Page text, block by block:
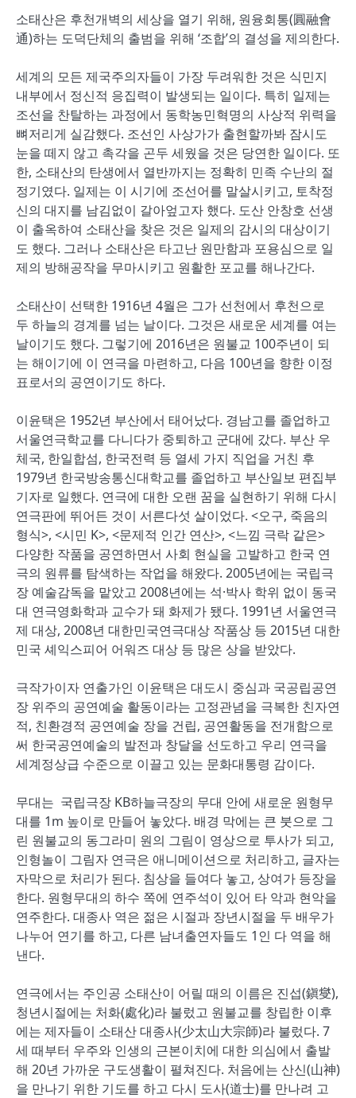
소태산은 후천개벽의 세상을 열기 위해, 원융회통(圓融會
通)하는 도덕단체의 출범을 위해 ‘조합’의 결성을 제의한다.
세계의 모든 제국주의자들이 가장 두려워한 것은 식민지
내부에서 정신적 응집력이 발생되는 일이다. 특히 일제는
조선을 찬탈하는 과정에서 동학농민혁명의 사상적 위력을
뼈저리게 실감했다. 조선인 사상가가 출현할까봐 잠시도
눈을 떼지 않고 촉각을 곤두 세웠을 것은 당연한 일이다. 또
한, 소태산의 탄생에서 열반까지는 정확히 민족 수난의 절
정기였다. 일제는 이 시기에 조선어를 말살시키고, 토착정
신의 대지를 남김없이 갈아엎고자 했다. 도산 안창호 선생
이 출옥하여 소태산을 찾은 것은 일제의 감시의 대상이기
도 했다. 그러나 소태산은 타고난 원만함과 포용심으로 일
제의 방해공작을 무마시키고 원활한 포교를 해나간다.
소태산이 선택한 1916년 4월은 그가 선천에서 후천으로
두 하늘의 경계를 넘는 날이다. 그것은 새로운 세계를 여는
날이기도 했다. 그렇기에 2016년은 원불교 100주년이 되
는 해이기에 이 연극을 마련하고, 다음 100년을 향한 이정
표로서의 공연이기도 하다.
이윤택은 1952년 부산에서 태어났다. 경남고를 졸업하고
서울연극학교를 다니다가 중퇴하고 군대에 갔다. 부산 우
체국, 한일합섬, 한국전력 등 열세 가지 직업을 거친 후
1979년 한국방송통신대학교를 졸업하고 부산일보 편집부
기자로 일했다. 연극에 대한 오랜 꿈을 실현하기 위해 다시
연극판에 뛰어든 것이 서른다섯 살이었다. <오구, 죽음의
형식>, <시민 K>, <문제적 인간 연산>, <느낌 극락 같은>
다양한 작품을 공연하면서 사회 현실을 고발하고 한국 연
극의 원류를 탐색하는 작업을 해왔다. 2005년에는 국립극
장 예술감독을 맡았고 2008년에는 석·박사 학위 없이 동국
대 연극영화학과 교수가 돼 화제가 됐다. 1991년 서울연극
제 대상, 2008년 대한민국연극대상 작품상 등 2015년 대한
민국 셰익스피어 어워즈 대상 등 많은 상을 받았다.
극작가이자 연출가인 이윤택은 대도시 중심과 국공립공연
장 위주의 공연예술 활동이라는 고정관념을 극복한 친자연
적, 친환경적 공연예술 장을 건립, 공연활동을 전개함으로
써 한국공연예술의 발전과 창달을 선도하고 우리 연극을
세계정상급 수준으로 이끌고 있는 문화대통령 감이다.
무대는 국립극장 KB하늘극장의 무대 안에 새로운 원형무
대를 1m 높이로 만들어 놓았다. 배경 막에는 큰 붓으로 그
린 원불교의 동그라미 원의 그림이 영상으로 투사가 되고,
인형놀이 그림자 연극은 애니메이션으로 처리하고, 글자는
자막으로 처리가 된다. 침상을 들여다 놓고, 상여가 등장을
한다. 원형무대의 하수 쪽에 연주석이 있어 타 악과 현악을
연주한다. 대종사 역은 젊은 시절과 장년시절을 두 배우가
나누어 연기를 하고, 다른 남녀출연자들도 1인 다 역을 해
낸다.
연극에서는 주인공 소태산이 어릴 때의 이름은 진섭(鎭燮),
청년시절에는 처화(處化)라 불렀고 원불교를 창립한 이후
에는 제자들이 소태산 대종사(少太山大宗師)라 불렀다. 7
세 때부터 우주와 인생의 근본이치에 대한 의심에서 출발
해 20년 가까운 구도생활이 펼쳐진다. 처음에는 산신(山神)
을 만나기 위한 기도를 하고 다시 도사(道士)를 만나려 고